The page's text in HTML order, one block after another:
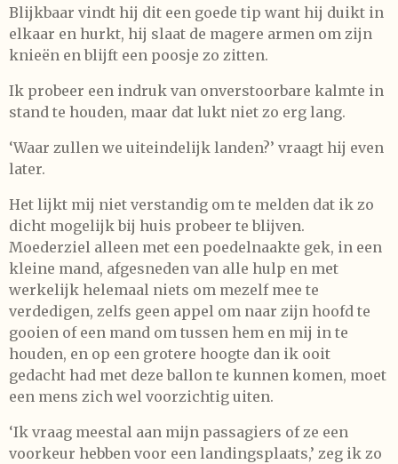
Blijkbaar vindt hij dit een goede tip want hij duikt in
elkaar en hurkt, hij slaat de magere armen om zijn
knieën en blijft een poosje zo zitten.
Ik probeer een indruk van onverstoorbare kalmte in
stand te houden, maar dat lukt niet zo erg lang.
‘Waar zullen we uiteindelijk landen?’ vraagt hij even
later.
Het lijkt mij niet verstandig om te melden dat ik zo
dicht mogelijk bij huis probeer te blijven.
Moederziel alleen met een poedelnaakte gek, in een
kleine mand, afgesneden van alle hulp en met
werkelijk helemaal niets om mezelf mee te
verdedigen, zelfs geen appel om naar zijn hoofd te
gooien of een mand om tussen hem en mij in te
houden, en op een grotere hoogte dan ik ooit
gedacht had met deze ballon te kunnen komen, moet
een mens zich wel voorzichtig uiten.
‘Ik vraag meestal aan mijn passagiers of ze een
voorkeur hebben voor een landingsplaats,’ zeg ik zo